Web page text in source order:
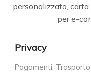
personalizzato,
per e-
Privacy
Pagamenti,